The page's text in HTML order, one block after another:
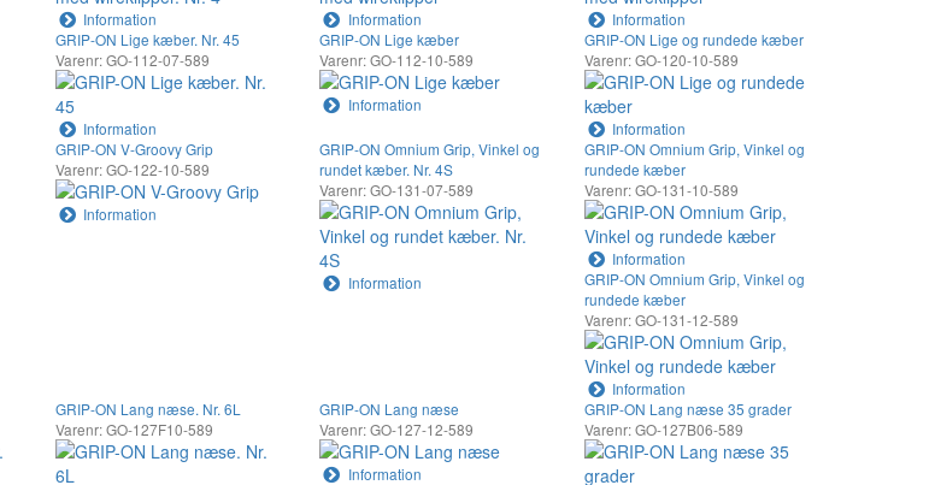
Information Information
Information
GRIP-ON Lige kæber. Nr. 45
Varenr: GO-112-07-589
Information
GRIP-ON Lige kæber
Varenr: GO-112-10-589
Information
GRIP-ON Lige og rundede kæber
Varenr: GO-120-10-589
Information
GRIP-ON V-Groovy Grip
Varenr: GO-122-10-589
Information
GRIP-ON Omnium Grip, Vinkel og
rundet kæber. Nr. 4S
Varenr: GO-131-07-589
Information
GRIP-ON Omnium Grip, Vinkel og
rundede kæber
Varenr: GO-131-10-589
Information
GRIP-ON Omnium Grip, Vinkel og
rundede kæber
Varenr: GO-131-12-589
Information
GRIP-ON Lang næse. Nr. 6L
Varenr: GO-127F10-589
GRIP-ON Lang næse
Varenr: GO-127-12-589
Information
GRIP-ON Lang næse 35 grader
Varenr: GO-127B06-589